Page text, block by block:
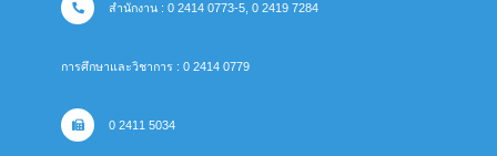
สำนักงาน : 0 2414 0773-5, 0 2419 7284
การศึกษาและวิชาการ : 0 2414 0779
0 2411 5034